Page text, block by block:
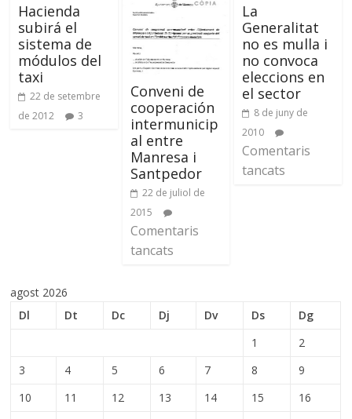
Hacienda
subirá el
sistema de
módulos del
taxi
22 de setembre
de 2012
3
Conveni de
cooperación
intermunicip
al entre
Manresa i
Santpedor
22 de juliol de
2015
Comentaris
tancats
La
Generalitat
no es mulla i
no convoca
eleccions en
el sector
8 de juny de
2010
Comentaris
tancats
agost 2026
Dl
Dt Dc Dj Dv Ds
Dg
1
2
3
4 5 6 7 8
9
10
11 12 13 14 15
16